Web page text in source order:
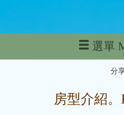
選單
分
房型介紹。